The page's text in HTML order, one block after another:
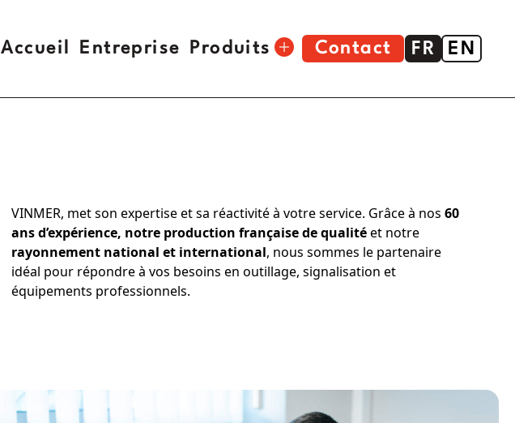
Accueil Entreprise Produits
Agrafeuse
Boîte à outils
Contact FR EN
VINMER, met son expertise et sa réactivité à votre service. Grâce à nos 60
ans d’expérience, notre production française de qualitéet notre
rayonnement national et international, nous sommes le partenaire
idéal pour répondre à vos besoins en outillage, signalisation et
équipements professionnels.